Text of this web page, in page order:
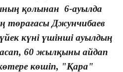
қолынан 6-ауылда
төрағасы Джунчибаев
күні үшінші ауылдың
60 жылқыны айдап
көшіп, "Қара"